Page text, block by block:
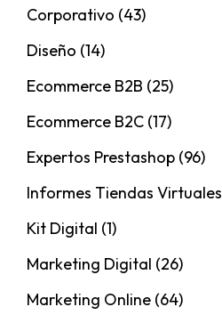
Corporativo (43)
Diseño (14)
Ecommerce B2B (25)
Ecommerce B2C (17)
Expertos Prestashop (96)
Informes Tiendas Virtuales
Kit Digital (1)
Marketing Digital (26)
Marketing Online (64)